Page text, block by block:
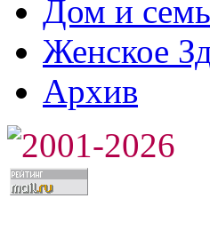
Дом и
Женское
Архив
2001-2026